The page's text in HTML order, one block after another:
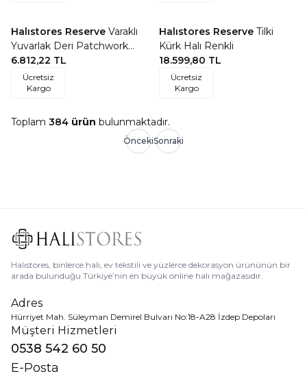
Favorilere Ekle
Halıstores Reserve Varaklı
Yuvarlak Deri Patchwork
Halı
6.812,22 TL
Ücretsiz
Kargo
Favorilere Ekle
Halıstores Reserve Tilki
Kürk Halı Renkli
18.599,80 TL
Ücretsiz
Kargo
Toplam 384 ürün bulunmaktadır.
ÖncekiSonraki
Halıstores, binlerce halı, ev tekstili ve yüzlerce dekorasyon ürününün bir
arada bulunduğu Türkiye’nin en büyük online halı mağazasıdır.
Adres
Hürriyet Mah. Süleyman Demirel Bulvarı No:18-A28 İzdep Depoları
Müşteri Hizmetleri
0538 542 60 50
E-Posta